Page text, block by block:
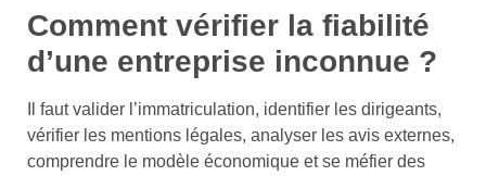
Comment vérifier la fiabilité
d’une entreprise inconnue ?
Il faut valider l’immatriculation, identifier les dirigeants,
vérifier les mentions légales, analyser les avis externes,
comprendre le modèle économique et se méfier des